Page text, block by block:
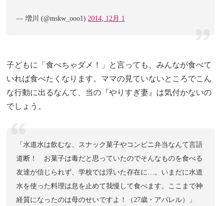
— 増川 (@mskw_ooo1) 2014, 12月 1
子どもに「食べちゃダメ！」と言っても、みんなが食べて
いれば食べたくなります。ママの見ていないところでこん
な行動に出るなんて、当の『やりすぎ妻』は気付かないの
でしょう。
「水道水は飲むな、スナック菓子やコンビニ弁当なんて言語
道断！ お菓子は毒だと思っていたのでそんなものを食べる
友達が信じられず、学校では浮いた存在に…。いまだに水道
水を使った料理は息を止めて我慢して食べます。ここまで神
経質になったのは母のせいですよ！（27歳・アパレル）」